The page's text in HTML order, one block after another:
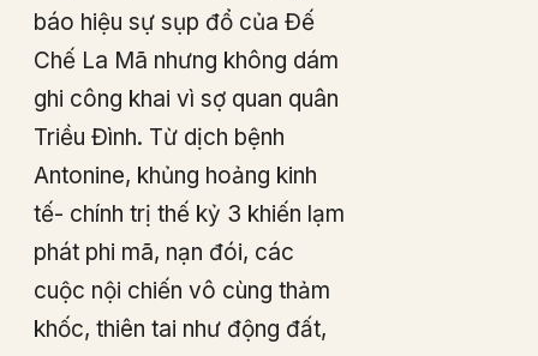
báo hiệu sự sụp đổ của Đế
Chế La Mã nhưng không dám
ghi công khai vì sợ quan quân
Triều Đình. Từ dịch bệnh
Antonine, khủng hoảng kinh
tế- chính trị thế kỷ 3 khiến lạm
phát phi mã, nạn đói, các
cuộc nội chiến vô cùng thảm
khốc, thiên tai như động đất,